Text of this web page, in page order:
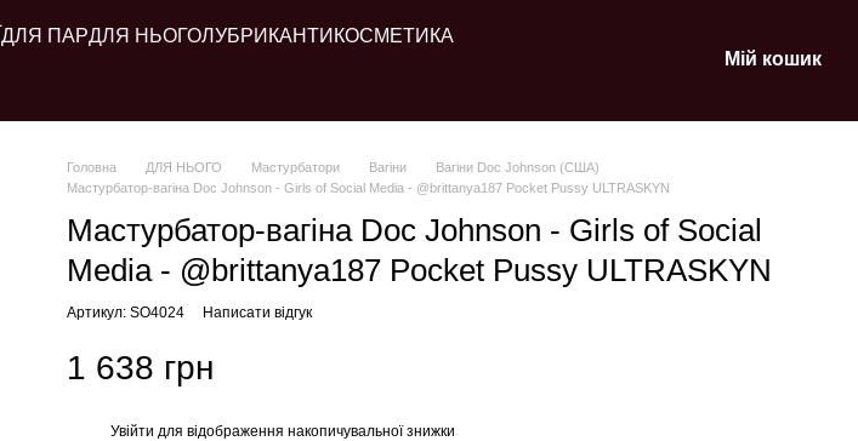
ДЛЯ ПАРДЛЯ НЬОГОЛУБРИКАНТИ КОСМЕТИКА
Мій кошик
Головна ДЛЯ НЬОГО Мастурбатори Вагіни
Вагіни Doc Johnson (США)
Мастурбатор-вагіна Doc Johnson - Girls of Social Media - @brittanya187 Pocket Pussy ULTRASKYN
Мастурбатор-вагіна Doc Johnson - Girls of Social
Media - @brittanya187 Pocket Pussy ULTRASKYN
Артикул: SO4024 Написати відгук
1 638 грн
Увійти для відображення накопичувальної знижки